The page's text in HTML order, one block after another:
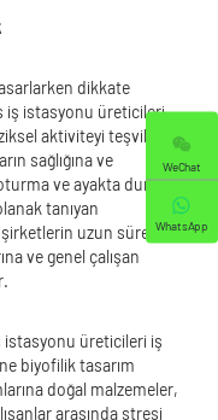
dikkate
iş istasyonu üreticileri,
aktiviteyi teşvik
sağlığına ve
ve ayakta durma
tanıyan
uzun süreli
ve genel çalışan
istasyonu üreticileri iş
biyofilik tasarım
doğal malzemeler,
arasında stresi
WeChat
WhatsApp